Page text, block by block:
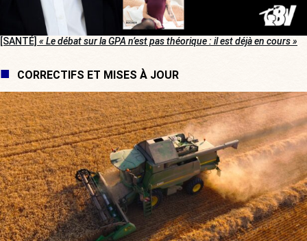
[SANTÉ] « Le débat sur la GPA n’est pas théorique : il est déjà en cours »
CORRECTIFS ET MISES À JOUR